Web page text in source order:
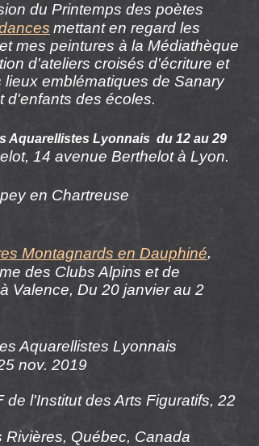
du Printemps des poètes
mettant en regard les
et mes peintures à la Médiathèque
d'ateliers croisés d'écriture et
emblématiques de Sanary
des écoles.
Aquarellistes Lyonnais du 12 au 29
14 avenue Berthelot à Lyon.
en Chartreuse
Montagnards en Dauphiné,
des Clubs Alpins et de
Valence, Du 20 janvier au 2
Aquarellistes Lyonnais
nov. 2019
de l'Institut des Arts Figuratifs, 22
Rivières, Québec, Canada